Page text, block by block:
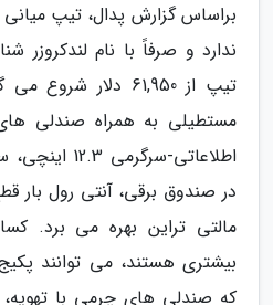
براساس گزارش پدال، تیپ
ندارد و صرفاً با نام لندکروزر
تیپ از 61,950
مستطیلی به همراه صندلی
در صندوق برقی، آنتی رول بار
مالتی تراین بهره می برد.
بیشتری هستند، می توانند